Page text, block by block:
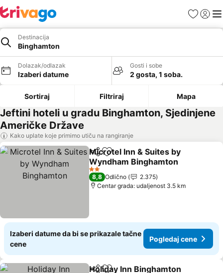
FavoritiPrijavi
Destinacija
Binghamton
Dolazak/odlazak
Izaberi datume
Gosti i sobe
2 gosta, 1 soba.
Sortiraj Filtriraj Mapa
Jeftini hoteli u gradu Binghamton, Sjedinjene
Američke Države
Kako uplate koje primimo utiču na rangiranje
Deli Dodati u favorite
Microtel Inn & Suites by
Wyndham Binghamton
2 Zvezdice
8,8 Odlično
2.375
Centar grada: udaljenost 3.5 km
Izaberi datume da bi se prikazale tačne
cene
Pogledaj cene
Holiday Inn Binghamton